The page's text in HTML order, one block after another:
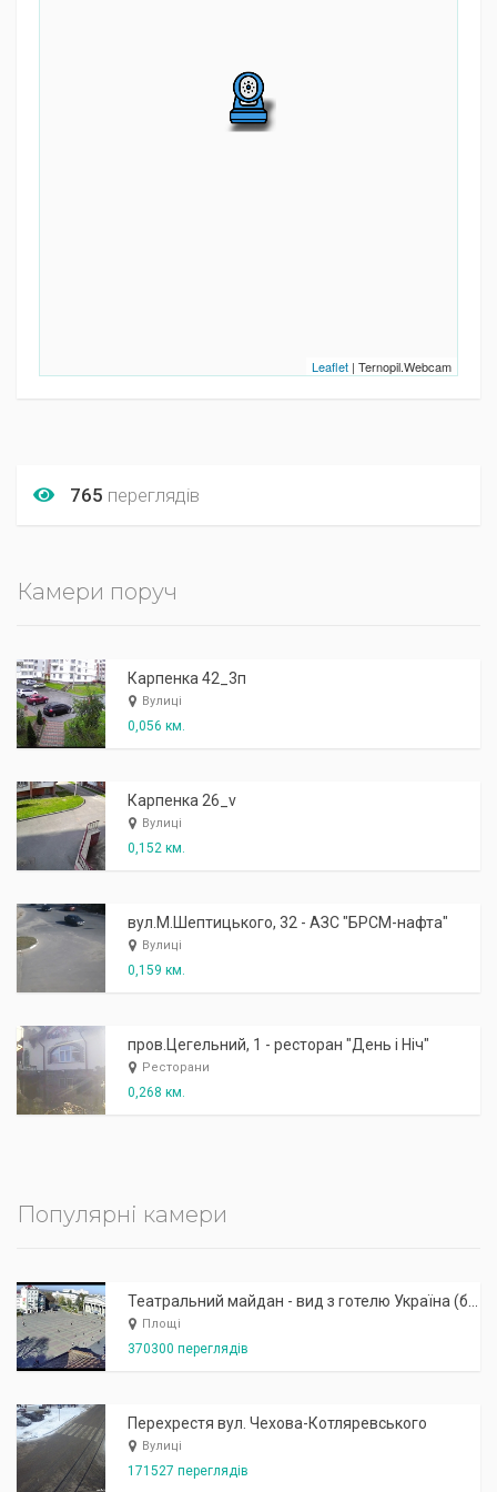
Leaflet | Ternopil.Webcam
765 переглядів
Камери поруч
Карпенка 42_3п
Вулиці
0,056 км.
Карпенка 26_v
Вулиці
0,152 км.
вул.М.Шептицького, 32 - АЗС "БРСМ-нафта"
Вулиці
0,159 км.
пров.Цегельний, 1 - ресторан "День і Ніч"
Ресторани
0,268 км.
Популярні камери
Площі
370300 переглядів
Перехрестя вул. Чехова-Котляревського
Вулиці
171527 переглядів